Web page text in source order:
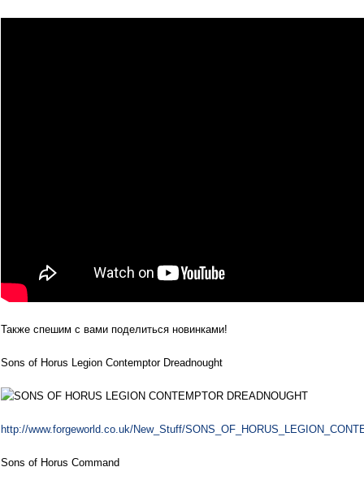
Также спешим с вами поделиться новинками!
Sons of Horus Legion Contemptor Dreadnought
http://www.forgeworld.co.uk/New_Stuff/
Sons of Horus Command